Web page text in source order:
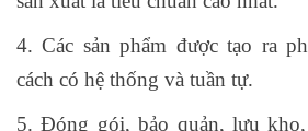
4. Các sản phẩm được tạo ra
cách có hệ thống và tuần tự.
5. Đóng gói, bảo quản, lưu